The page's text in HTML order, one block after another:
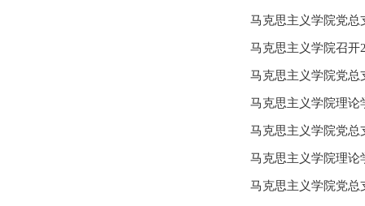
马克思主义学院党总
马克思主义学院召开
马克思主义学院党总
马克思主义学院理论
马克思主义学院党总
马克思主义学院理论
马克思主义学院党总